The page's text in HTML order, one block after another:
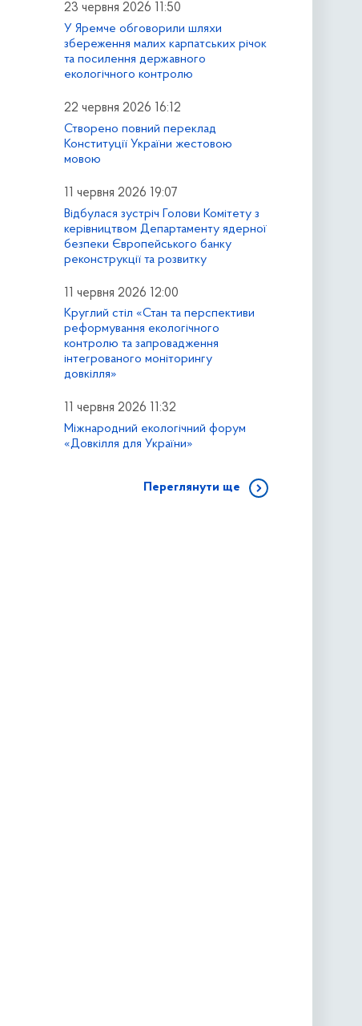
23 червня 2026 11:50
У Яремче обговорили шляхи
збереження малих карпатських річок
та посилення державного
екологічного контролю
22 червня 2026 16:12
Створено повний переклад
Конституції України жестовою
мовою
11 червня 2026 19:07
Відбулася зустріч Голови Комітету з
керівництвом Департаменту ядерної
безпеки Європейського банку
реконструкції та розвитку
11 червня 2026 12:00
Круглий стіл «Стан та перспективи
реформування екологічного
контролю та запровадження
інтегрованого моніторингу
довкілля»
11 червня 2026 11:32
Міжнародний екологічний форум
«Довкілля для України»
Переглянути ще